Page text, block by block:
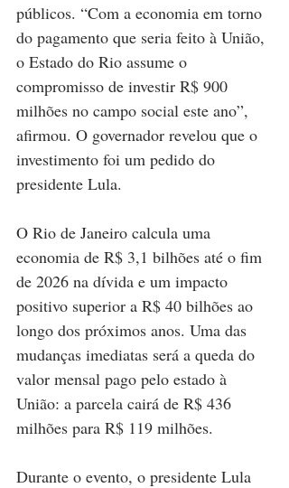
públicos. “Com a economia em torno
do pagamento que seria feito à União,
o Estado do Rio assume o
compromisso de investir R$ 900
milhões no campo social este ano”,
afirmou. O governador revelou que o
investimento foi um pedido do
presidente Lula.
O Rio de Janeiro calcula uma
economia de R$ 3,1 bilhões até o fim
de 2026 na dívida e um impacto
positivo superior a R$ 40 bilhões ao
longo dos próximos anos. Uma das
mudanças imediatas será a queda do
valor mensal pago pelo estado à
União: a parcela cairá de R$ 436
milhões para R$ 119 milhões.
Durante o evento, o presidente Lula